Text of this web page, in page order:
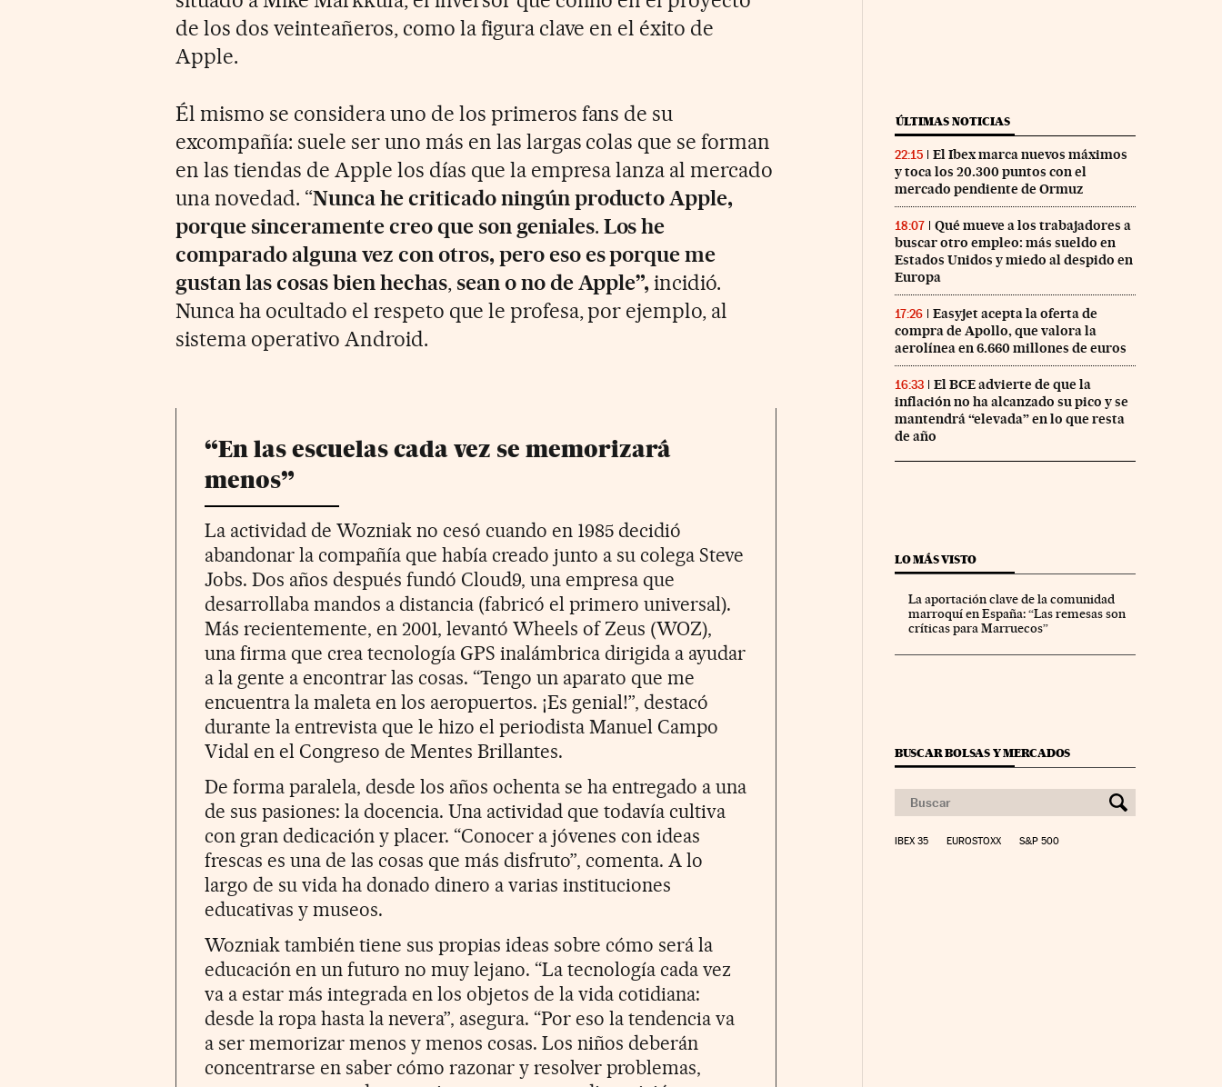
de los dos veinteañeros, como la figura clave en el éxito de
Apple.
Él mismo se considera uno de los primeros fans de su
excompañía: suele ser uno más en las largas colas que se forman
en las tiendas de Apple los días que la empresa lanza al mercado
una novedad. “Nunca he criticado ningún producto Apple,
porque sinceramente creo que son geniales. Los he
comparado alguna vez con otros, pero eso es porque me
gustan las cosas bien hechas,sean o no de Apple”,incidió.
Nunca ha ocultado el respeto que le profesa, por ejemplo, al
sistema operativo Android.
“En las escuelas cada vez se memorizará
menos”
La actividad de Wozniak no cesó cuando en 1985 decidió
abandonar la compañía que había creado junto a su colega Steve
Jobs. Dos años después fundó Cloud9, una empresa que
desarrollaba mandos a distancia (fabricó el primero universal).
Más recientemente, en 2001, levantó Wheels of Zeus (WOZ),
una firma que crea tecnología GPS inalámbrica dirigida a ayudar
a la gente a encontrar las cosas. “Tengo un aparato que me
encuentra la maleta en los aeropuertos. ¡Es genial!”, destacó
durante la entrevista que le hizo el periodista Manuel Campo
Vidal en el Congreso de Mentes Brillantes.
De forma paralela, desde los años ochenta se ha entregado a una
de sus pasiones: la docencia. Una actividad que todavía cultiva
con gran dedicación y placer. “Conocer a jóvenes con ideas
frescas es una de las cosas que más disfruto”, comenta. A lo
largo de su vida ha donado dinero a varias instituciones
educativas y museos.
Wozniak también tiene sus propias ideas sobre cómo será la
educación en un futuro no muy lejano. “La tecnología cada vez
va a estar más integrada en los objetos de la vida cotidiana:
desde la ropa hasta la nevera”, asegura. “Por eso la tendencia va
a ser memorizar menos y menos cosas. Los niños deberán
concentrarse en saber cómo razonar y resolver problemas,
ÚLTIMAS NOTICIAS
22:15
El Ibex marca nuevos máximos
y toca los 20.300 puntos con el
mercado pendiente de Ormuz
18:07
Qué mueve a los trabajadores a
buscar otro empleo: más sueldo en
Estados Unidos y miedo al despido en
Europa
17:26
Easyjet acepta la oferta de
compra de Apollo, que valora la
aerolínea en 6.660 millones de euros
16:33
El BCE advierte de que la
inflación no ha alcanzado su pico y se
mantendrá “elevada” en lo que resta
de año
LO MÁS VISTO
La aportación clave de la comunidad
marroquí en España: “Las remesas son
críticas para Marruecos”
BUSCAR BOLSAS Y MERCADOS
IBEX 35 EUROSTOXX S&P 500